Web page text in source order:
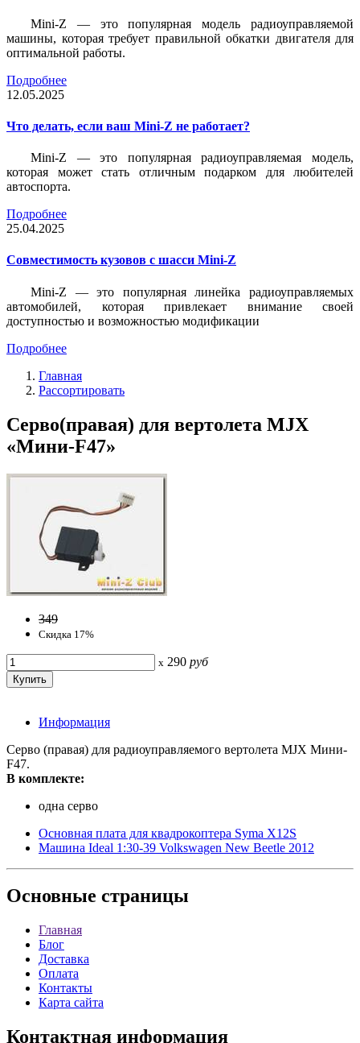
Mini-Z — это популярная модель радиоуправляемой
машины, которая требует правильной обкатки двигателя для
оптимальной работы.
Подробнее
12.05.2025
Что делать, если ваш Mini-Z не работает?
Mini-Z — это популярная радиоуправляемая модель,
которая может стать отличным подарком для любителей
автоспорта.
Подробнее
25.04.2025
Совместимость кузовов с шасси Mini-Z
Mini-Z — это популярная линейка радиоуправляемых
автомобилей, которая привлекает внимание своей
доступностью и возможностью модификации
Подробнее
Главная
Рассортировать
Серво(правая) для вертолета MJX
«Мини-F47»
349
Скидка 17%
x 290 руб
Информация
Серво (правая) для радиоуправляемого вертолета MJX Мини-
F47.
В комплекте:
одна серво
Основная плата для квадрокоптера Syma X12S
Машина Ideal 1:30-39 Volkswagen New Beetle 2012
Основные страницы
Главная
Блог
Доставка
Оплата
Контакты
Карта сайта
Контактная информация